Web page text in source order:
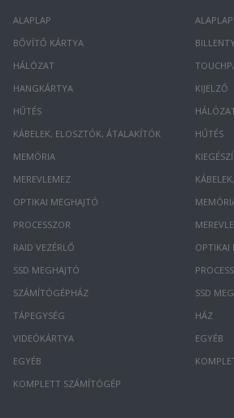
ALAPLAP
BŐVÍTŐ KÁRTYA
HÁLÓZAT
HANGKÁRTYA
HŰTÉS
KÁBELEK, ELOSZTÓK, ÁTALAKÍTÓK
MEMÓRIA
MEREVLEMEZ
OPTIKAI MEGHAJTÓ
PROCESSZOR
RAID VEZÉRLŐ
SSD MEGHAJTÓ
SZÁMÍTÓGÉPHÁZ
TÁPEGYSÉG
VIDEÓKÁRTYA
EGYÉB
KOMPLETT SZÁMÍTÓGÉP
ALAPLAP
KIJELZŐ
HŰTÉS
OPTIKAI
SSD
HÁZ
EGYÉB